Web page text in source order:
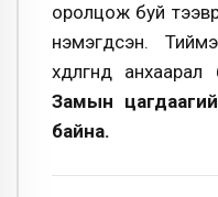
оролцож буй
нэмэгдсэн.
хөдөлгөөндөө
Замын
байна.